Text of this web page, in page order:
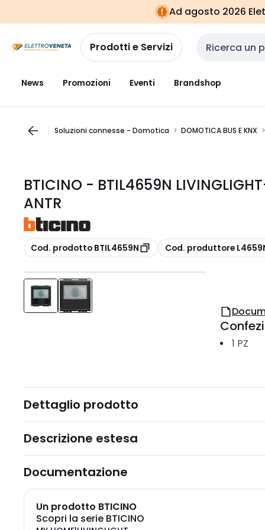
navigazionealla
pagina
Ad agosto 2026
Prodotti e Servizi Cerca input
News Promozioni Eventi Brandshop
Soluzioni connesse - Domotica DOMOTICA BUS E KNX
BTICINO - BTIL4659N
ANTR
copia
Cod. prodotto BTIL4659N copia
Cod. produttore
1 PZ
Dettaglio prodotto
Descrizione estesa
Documentazione
Un prodotto BTICINO
Scopri la serie BTICINO